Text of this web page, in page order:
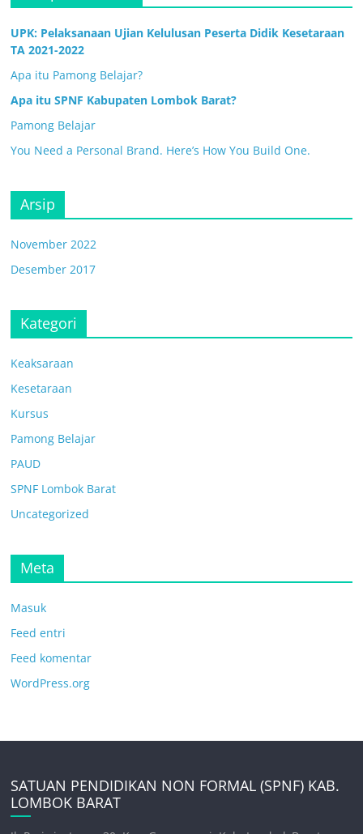
UPK: Pelaksanaan Ujian Kelulusan Peserta Didik Kesetaraan
TA 2021-2022
Apa itu Pamong Belajar?
Apa itu SPNF Kabupaten Lombok Barat?
Pamong Belajar
You Need a Personal Brand. Here’s How You Build One.
Arsip
November 2022
Desember 2017
Kategori
Keaksaraan
Kesetaraan
Kursus
Pamong Belajar
PAUD
SPNF Lombok Barat
Uncategorized
Meta
Masuk
Feed entri
Feed komentar
WordPress.org
SATUAN PENDIDIKAN NON FORMAL (SPNF) KAB.
LOMBOK BARAT